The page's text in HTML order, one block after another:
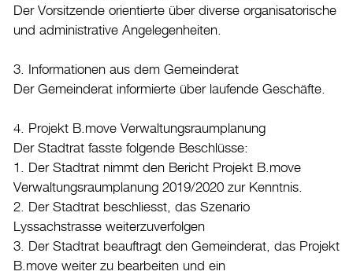
Home
Drucken
Login
Der Vorsitzende orientierte über diverse organisatorische
und administrative Angelegenheiten.
3. Informationen aus dem Gemeinderat
Der Gemeinderat informierte über laufende Geschäfte.
4. Projekt B.move Verwaltungsraumplanung
Der Stadtrat fasste folgende Beschlüsse:
1. Der Stadtrat nimmt den Bericht Projekt B.move
Verwaltungsraumplanung 2019/2020 zur Kenntnis.
2. Der Stadtrat beschliesst, das Szenario
Lyssachstrasse weiterzuverfolgen
3. Der Stadtrat beauftragt den Gemeinderat, das Projekt
B.move weiter zu bearbeiten und ein